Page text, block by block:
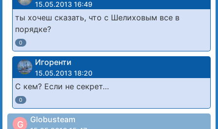
15.05.2013 16:49
ты хочеш сказать, что с Шелиховым все в
порядке?
0
Игоренти
15.05.2013 18:20
С кем? Если не секрет…
0
G Globusteam